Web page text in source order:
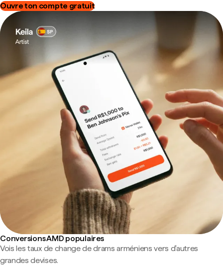
Ouvre ton compte gratuit
Conversions AMD populaires
Vois les taux de change de drams arméniens vers d'autres
grandes devises.